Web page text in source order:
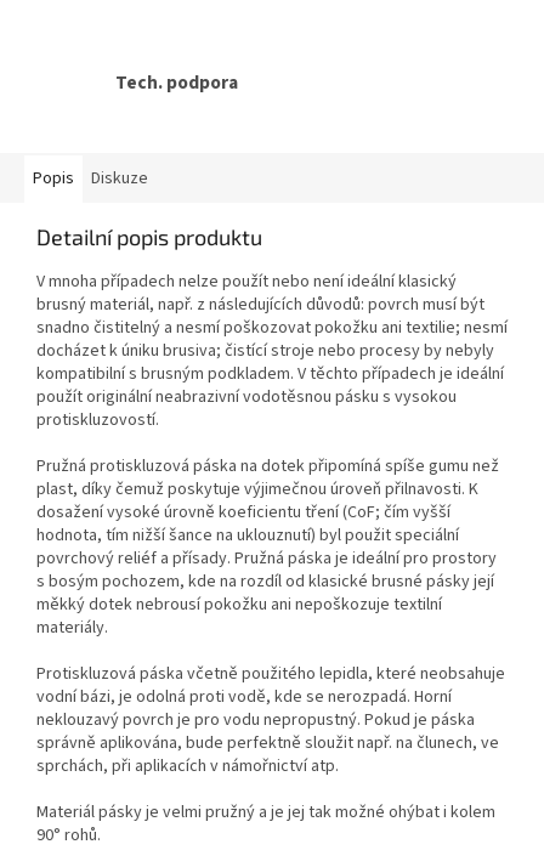
Tech. podpora
Popis Diskuze
Detailní popis produktu
V mnoha případech nelze použít nebo není ideální klasický
brusný materiál, např. z následujících důvodů: povrch musí být
snadno čistitelný a nesmí poškozovat pokožku ani textilie; nesmí
docházet k úniku brusiva; čistící stroje nebo procesy by nebyly
kompatibilní s brusným podkladem. V těchto případech je ideální
použít originální neabrazivní vodotěsnou pásku s vysokou
protiskluzovostí.
Pružná protiskluzová páska na dotek připomíná spíše gumu než
plast, díky čemuž poskytuje výjimečnou úroveň přilnavosti. K
dosažení vysoké úrovně koeficientu tření (CoF; čím vyšší
hodnota, tím nižší šance na uklouznutí) byl použit speciální
povrchový reliéf a přísady. Pružná páska je ideální pro prostory
s bosým pochozem, kde na rozdíl od klasické brusné pásky její
měkký dotek nebrousí pokožku ani nepoškozuje textilní
materiály.
Protiskluzová páska včetně použitého lepidla, které neobsahuje
vodní bázi, je odolná proti vodě, kde se nerozpadá. Horní
neklouzavý povrch je pro vodu nepropustný. Pokud je páska
správně aplikována, bude perfektně sloužit např. na člunech, ve
sprchách, při aplikacích v námořnictví atp.
Materiál pásky je velmi pružný a je jej tak možné ohýbat i kolem
90° rohů.